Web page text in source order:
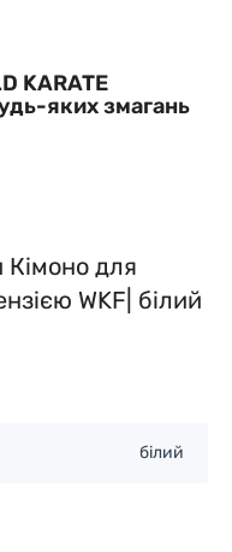
KARATE
яких змагань
Кімоно для
WKF| білий
білий